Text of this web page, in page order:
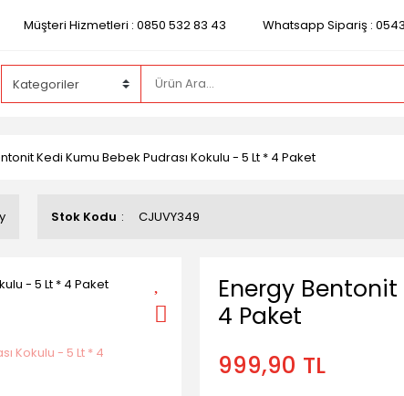
Müşteri Hizmetleri : 0850 532 83 43 Whatsapp Sipariş : 0543
Kedi Kumu Bebek Pudrası Kokulu - 5 Lt * 4 Paket
Stok Kodu CJUVY349
Energy Bentonit
4 Paket
999,90 TL